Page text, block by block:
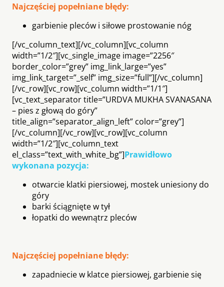
Najczęściej popełniane błędy:
garbienie pleców i siłowe prostowanie nóg
[/vc_column_text][/vc_column][vc_column
width=”1/2″][vc_single_image image=”2256″
border_color=”grey” img_link_large=”yes”
img_link_target=”_self” img_size=”full”][/vc_column]
[/vc_row][vc_row][vc_column width=”1/1″]
[vc_text_separator title=”URDVA MUKHA SVANASANA
– pies z głową do góry”
title_align=”separator_align_left” color=”grey”]
[/vc_column][/vc_row][vc_row][vc_column
width=”1/2″][vc_column_text
el_class=”text_with_white_bg”]Prawidłowo
wykonana pozycja:
otwarcie klatki piersiowej, mostek uniesiony do
góry
barki ściągnięte w tył
łopatki do wewnątrz pleców
Najczęściej popełniane błędy:
zapadniecie w klatce piersiowej, garbienie się